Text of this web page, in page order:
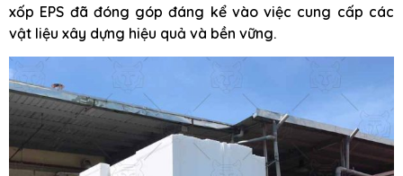
xốp EPS đã đóng góp đáng kể vào việc cung cấp các
vật liệu xây dựng hiệu quả và bền vững.